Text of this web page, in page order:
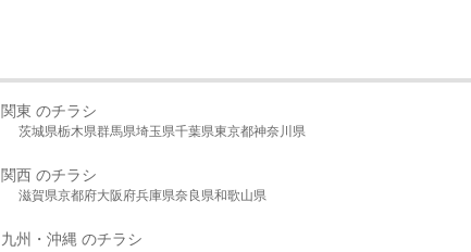
関東 のチラシ
茨城県栃木県群馬県埼玉県千葉県東京都神奈川県
関西 のチラシ
滋賀県京都府大阪府兵庫県奈良県和歌山県
九州・沖縄 のチラシ